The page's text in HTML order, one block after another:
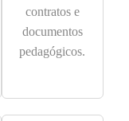
contratos e
documentos
pedagógicos.